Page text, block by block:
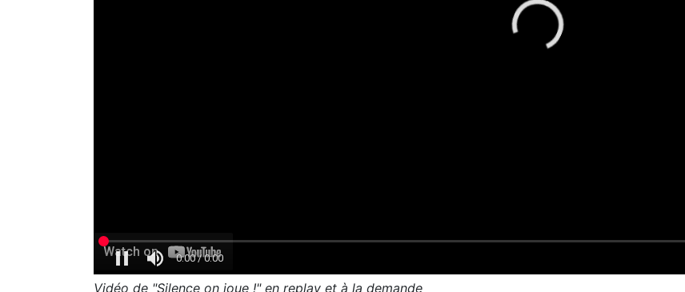
Vidéo de "Silence on joue !" en replay et à la demande